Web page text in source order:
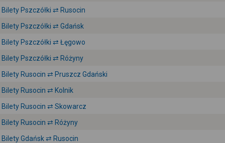
Bilety Pszczółki ⇄ Rusocin
Bilety Pszczółki ⇄ Gdańsk
Bilety Pszczółki ⇄ Łęgowo
Bilety Pszczółki ⇄ Różyny
Bilety Rusocin ⇄ Pruszcz Gdański
Bilety Rusocin ⇄ Kolnik
Bilety Rusocin ⇄ Skowarcz
Bilety Rusocin ⇄ Różyny
Bilety Gdańsk ⇄ Rusocin